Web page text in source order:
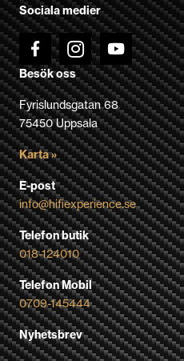
Sociala medier
Besök oss
Fyrislundsgatan 68
75450 Uppsala
Karta »
E-post
info@hifiexperience.se
Telefon butik
018-124010
Telefon Mobil
0709-145444
Nyhetsbrev